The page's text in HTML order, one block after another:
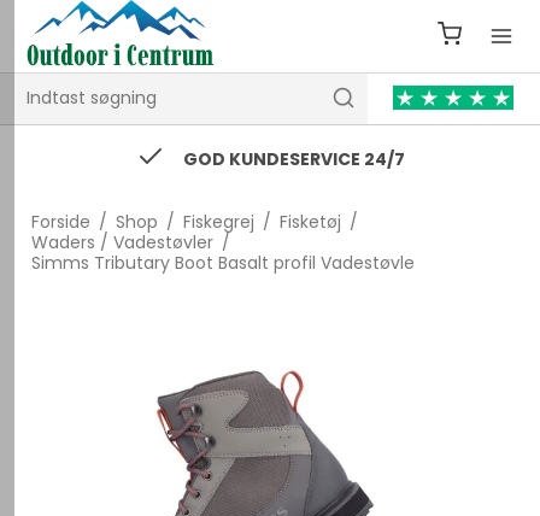
GOD KUNDESERVICE 24/7
Forside / Shop / Fiskegrej / Fisketøj /
Waders / Vadestøvler /
Simms Tributary Boot Basalt profil Vadestøvle